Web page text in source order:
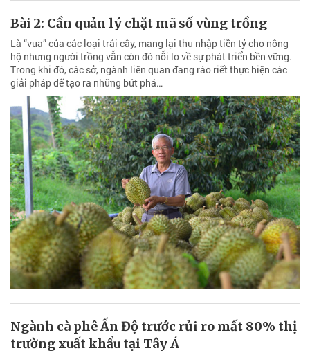
Bài 2: Cần quản lý chặt mã số vùng trồng
Là “vua” của các loại trái cây, mang lại thu nhập tiền tỷ cho nông
hộ nhưng người trồng vẫn còn đó nỗi lo về sự phát triển bền vững.
Trong khi đó, các sở, ngành liên quan đang ráo riết thực hiện các
giải pháp để tạo ra những bứt phá…
Ngành cà phê Ấn Độ trước rủi ro mất 80% thị
trường xuất khẩu tại Tây Á